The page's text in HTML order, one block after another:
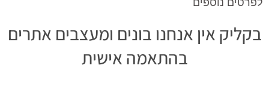
בקליק אין אנחנו בונים ומעצבים אתרים
בהתאמה אישית